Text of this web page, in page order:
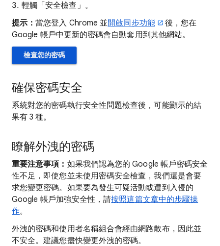
輕觸「安全檢查」 。
提示：當您登入 Chrome 並開啟同步功能
後，您在
Google 帳戶中更新的密碼會自動套用到其他網站。
檢查您的密碼
確保密碼安全
系統對您的密碼執行安全性問題檢查後，可能顯示的結
果有 3 種。
瞭解外洩的密碼
重要注意事項： 如果我們認為您的 Google 帳戶密碼安全
性不足，即使您並未使用密碼安全檢查，我們還是會要
求您變更密碼。如果要為發生可疑活動或遭到入侵的
Google 帳戶加強安全性，請按照這篇文章中的步驟操
作。
外洩的密碼和使用者名稱組合會經由網路散布，因此並
不安全。建議您盡快變更外洩的密碼。